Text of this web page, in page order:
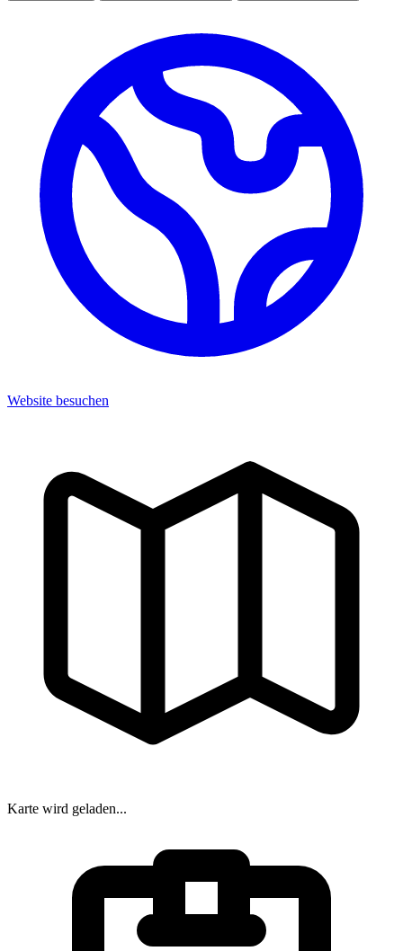
Website besuchen
Karte wird geladen...